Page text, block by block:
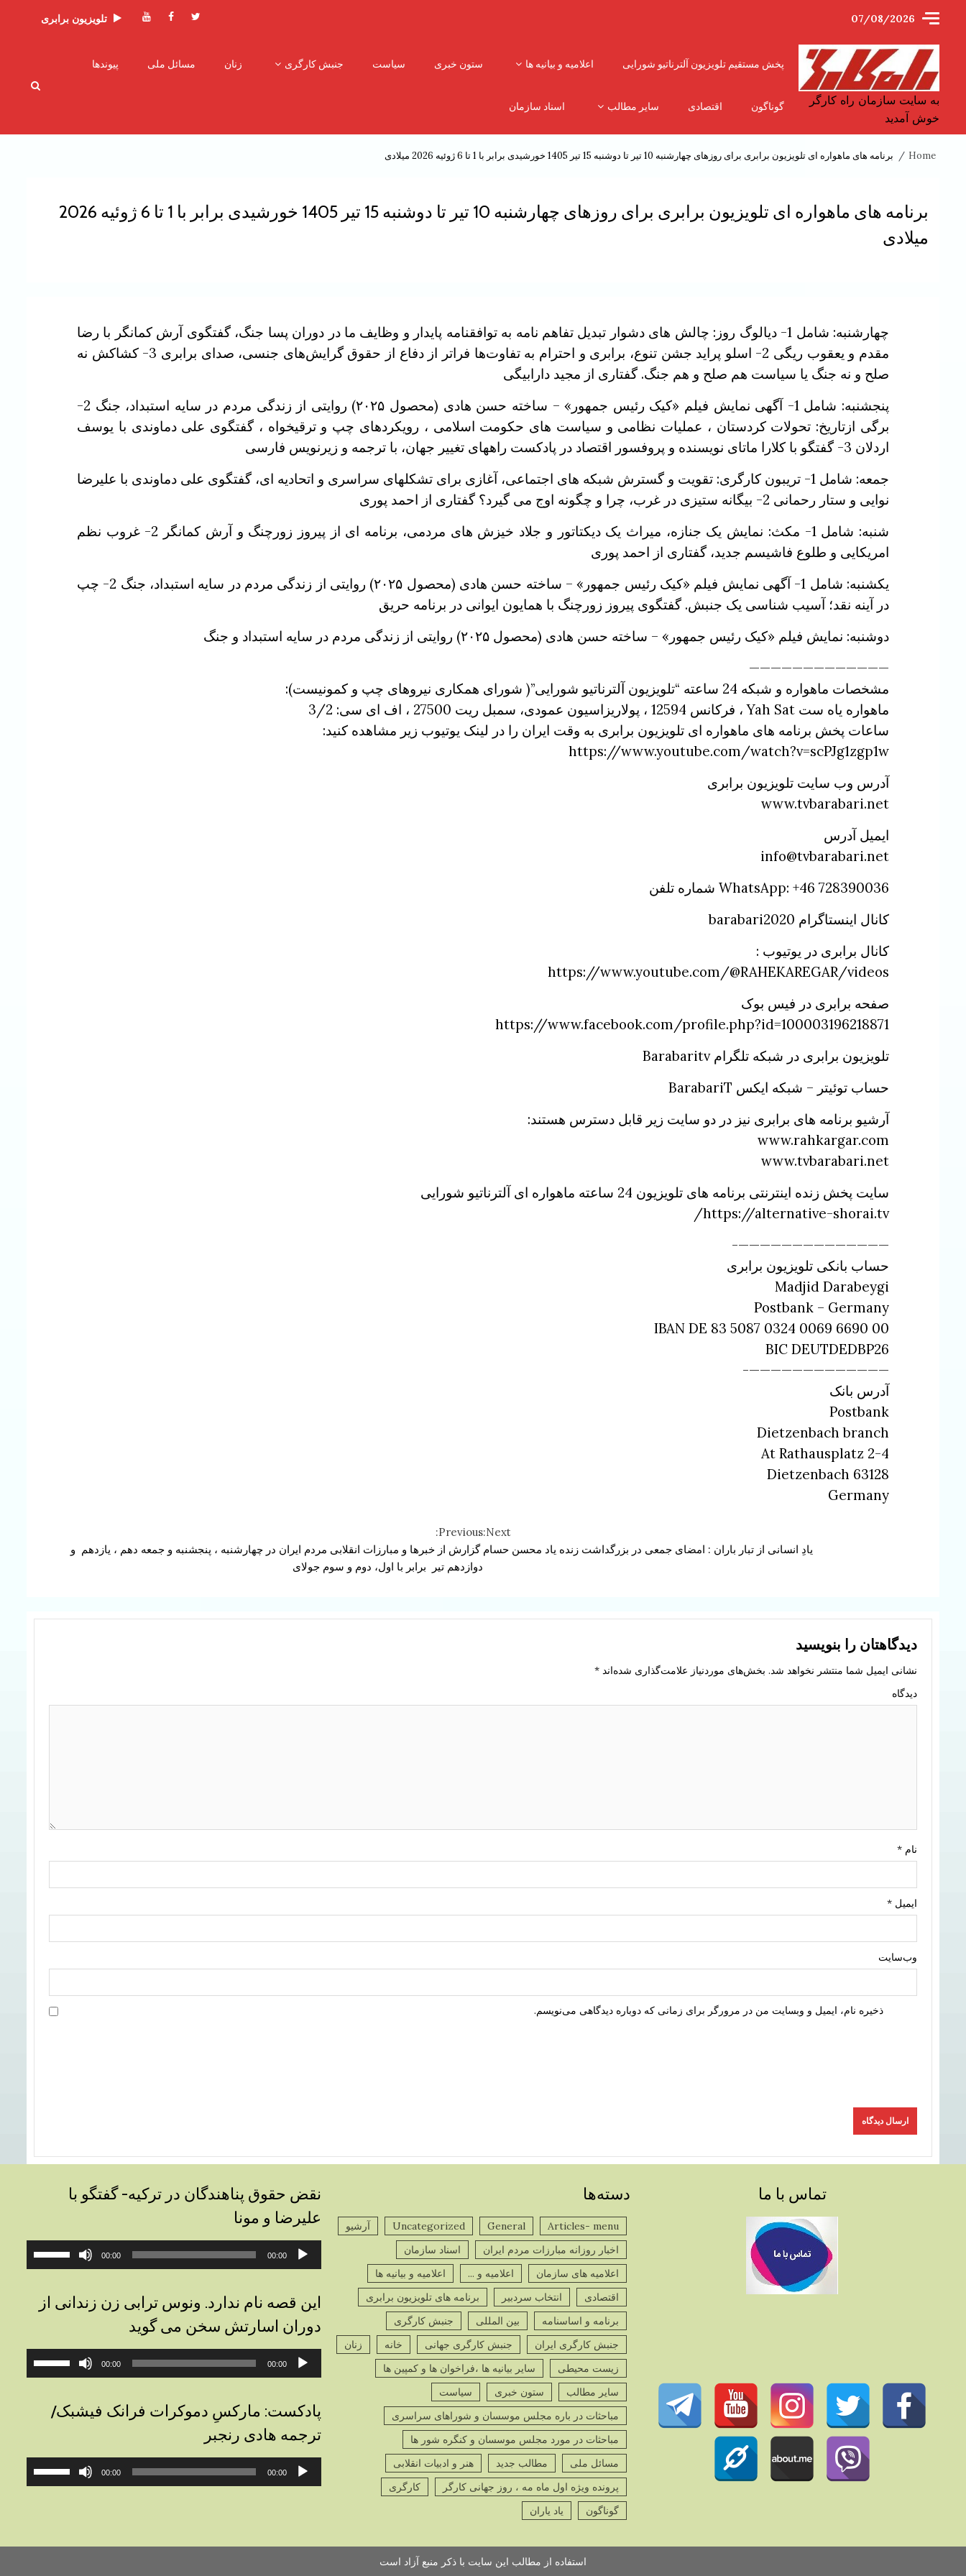
07/08/2026 توئیترفیسبوکیوتیوب تلویزیون برابری
به سایت سازمان راه کارگر
خوش آمدید
پخش مستقیم تلویزیون آلترناتیو شورایی اعلامیه و بیانیه ها ستون خبری سیاست جنبش کارگری زنان مسائل ملی پیوندها
گوناگون اقتصادی سایر مطالب اسناد سازمان
Home برنامه های ماهواره ای تلویزیون برابری برای روزهای چهارشنبه 10 تیر تا دوشنبه 15 تیر 1405 خورشیدی برابر با 1 تا 6 ژوئیه 2026 میلادی
برنامه های ماهواره ای تلویزیون برابری برای روزهای چهارشنبه 10 تیر تا دوشنبه 15 تیر 1405 خورشیدی برابر با 1 تا 6 ژوئیه 2026
میلادی
چهارشنبه: شامل 1- دیالوگ روز: چالش های دشوار تبدیل تفاهم نامه به توافقنامه پایدار و وظایف ما در دوران پسا جنگ، گفتگوی آرش کمانگر با رضا
مقدم و یعقوب ریگی 2- اسلو پراید جشن تنوع، برابری و احترام به تفاوت‌ها فراتر از دفاع از حقوق گرایش‌های جنسی، صدای برابری 3- کشاکش نه
صلح و نه جنگ یا سیاست هم صلح و هم جنگ. گفتاری از مجید دارابیگی
پنجشنبه: شامل 1- آگهی نمایش فیلم «کیک رئیس‌ جمهور» – ساخته حسن هادی (محصول ۲۰۲۵) روایتی از زندگی مردم در سایه استبداد، جنگ 2-
برگی ازتاریخ: تحولات کردستان ، عملیات نظامی و سیاست های حکومت اسلامی ، رویکردهای چپ و ترقیخواه ، گفتگوی علی دماوندی با یوسف
اردلان 3- گفتگو با کلارا ماتای نویسنده و پروفسور اقتصاد در پادکست راههای تغییر جهان، با ترجمه و زیرنویس فارسی
جمعه: شامل 1- تریبون کارگری: تقویت و گسترش شبکه های اجتماعی، آغازی برای تشکلهای سراسری و اتحادیه ای، گفتگوی علی دماوندی با علیرضا
نوایی و ستار رحمانی 2- بیگانه ستیزی در غرب، چرا و چگونه اوج می گیرد؟ گفتاری از احمد پوری
شنبه: شامل 1- مکث: نمایش یک جنازه، میراث یک دیکتاتور و جلاد خیزش های مردمی، برنامه ای از پیروز زورچنگ و آرش کمانگر 2- غروب نظم
امریکایی و طلوع فاشیسم جدید، گفتاری از احمد پوری
یکشنبه: شامل 1- آگهی نمایش فیلم «کیک رئیس‌ جمهور» – ساخته حسن هادی (محصول ۲۰۲۵) روایتی از زندگی مردم در سایه استبداد، جنگ 2- چپ
در آینه نقد؛ آسیب‌ شناسی یک جنبش. گفتگوی پیروز زورچنگ با همایون ایوانی در برنامه حریق
دوشنبه: نمایش فیلم «کیک رئیس‌ جمهور» – ساخته حسن هادی (محصول ۲۰۲۵) روایتی از زندگی مردم در سایه استبداد و جنگ
—————————————
مشخصات ماهواره و شبکه 24 ساعته “تلویزیون آلترناتیو شورایی”( شورای همکاری نیروهای چپ و کمونیست):
ماهواره یاه ست Yah Sat ، فرکانس 12594 ، پولاریزاسیون عمودی، سمبل ریت 27500 ، اف ای سی: 3/2
ساعات پخش برنامه های ماهواره ای تلویزیون برابری به وقت ایران را در لینک یوتیوب زیر مشاهده کنید:
https://www.youtube.com/watch?v=scPJg1zgp1w
آدرس وب سایت تلویزیون برابری
www.tvbarabari.net
ایمیل آدرس
info@tvbarabari.net
WhatsApp: +46 728390036 شماره تلفن
کانال اینستاگرام barabari2020
کانال برابری در یوتیوب :
https://www.youtube.com/@RAHEKAREGAR/videos
صفحه برابری در فیس بوک
https://www.facebook.com/profile.php?id=100003196218871
تلویزیون برابری در شبکه تلگرام Barabaritv
حساب توئیتر – شبکه ایکس BarabariT
آرشیو برنامه های برابری نیز در دو سایت زیر قابل دسترس هستند:
www.rahkargar.com
www.tvbarabari.net
سایت پخش زنده اینترنتی برنامه های تلویزیون 24 ساعته ماهواره ای آلترناتیو شورایی
https://alternative-shorai.tv/
——————————————-
حساب بانکی تلویزیون برابری
Madjid Darabeygi
Postbank – Germany
IBAN DE 83 5087 0324 0069 6690 00
BIC DEUTDEDBP26
—————————————-
آدرس بانک
Postbank
Dietzenbach branch
At Rathausplatz 2-4
63128 Dietzenbach
Germany
Previous:
گزارش از خبرها و مبارزات انقلابی مردم ایران در چهارشنبه ، پنجشنبه و جمعه دهم ، یازدهم و‌
دوازدهم‌ تیر برابر با اول، دوم و سوم جولای
Next:
یادِ انسانی از تبار باران : امضای جمعی در بزرگداشت زنده یاد محسن حسام
دیدگاهتان را بنویسید
نشانی ایمیل شما منتشر نخواهد شد. بخش‌های موردنیاز علامت‌گذاری شده‌اند *
دیدگاه
نام *
ایمیل *
وب‌سایت
ذخیره نام، ایمیل و وبسایت من در مرورگر برای زمانی که دوباره دیدگاهی می‌نویسم.
تماس با ما دسته‌ها
Articles- menu
General
Uncategorized
آرشیو
اخبار روزانه مبارزات مردم ایران
اسناد سازمان
اعلامیه های سازمان
اعلامیه و ...
اعلامیه و بیانیه ها
اقتصادی
انتخاب سردبیر
برنامه های تلویزیون برابری
برنامه و اساسنامه
بین المللی
جنبش کارگری
جنبش کارگری ایران
جنبش کارگری جهانی خانه
زنان
زیست محیطی
سایر بیانیه ها ،فراخوان ها و کمپین ها
سایر مطالب
ستون خبری
سیاست
مباحثات در باره مجلس موسسان و شوراهای سراسری
مباحثات در مورد مجلس موسسان و کنگره شور ها
مسائل ملی
مطالب جدید
هنر و ادبیات انقلابی
پرونده ویژه اول ماه مه ، روز جهانی کارگر
کارگری
گوناگون
یاد یاران
نقض حقوق پناهندگان در ترکیه- گفتگو با
علیرضا و مونا
پخش‌کننده
صوت
00:00
00:00
بالا
این قصه نام ندارد. ونوس ترابی زن زندانی از
دوران اسارتش سخن می گوید
پخش‌کننده
صوت
00:00
00:00
بالا
پادکست: مارکسِ دموکرات فرانک فیشبک/
ترجمه هادی رنجبر
پخش‌کننده
صوت
00:00
00:00
استفاده از مطالب این سایت با ذکر منبع آزاد است